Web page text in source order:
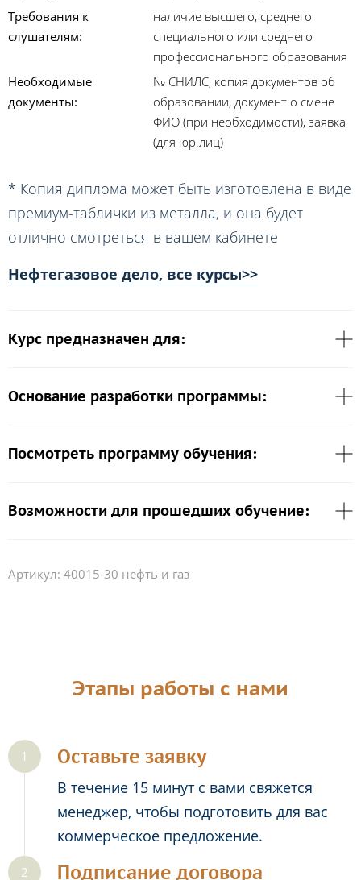
Требования к
слушателям:
наличие высшего, среднего
специального или среднего
профессионального образования
Необходимые
документы:
№ СНИЛС, копия документов об
образовании, документ о смене
ФИО (при необходимости), заявка
(для юр.лиц)
* Копия диплома может быть изготовлена в виде
премиум-таблички из металла, и она будет
отлично смотреться в вашем кабинете
Нефтегазовое дело, все курсы>>
Курс предназначен для:
Основание разработки программы:
Посмотреть программу обучения:
Возможности для прошедших обучение:
Артикул: 40015-30 нефть и газ
Этапы работы с нами
Оставьте заявку
В течение 15 минут с вами свяжется
менеджер, чтобы подготовить для вас
коммерческое предложение.
Подписание договора